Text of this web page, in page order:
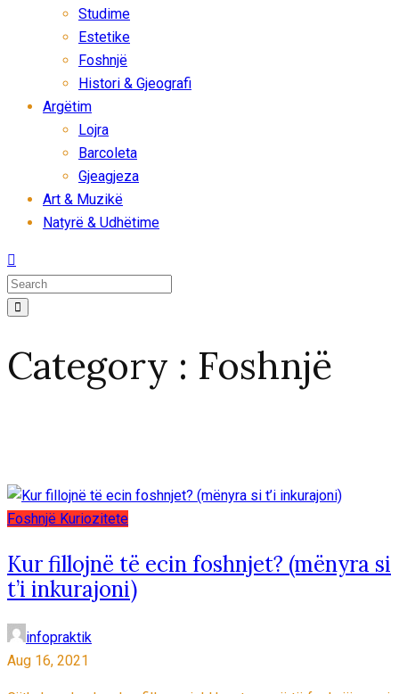
Studime
Estetike
Foshnjë
Histori & Gjeografi
Argëtim
Lojra
Barcoleta
Gjeagjeza
Art & Muzikë
Natyrë & Udhëtime
Category : Foshnjë
Foshnjë Kuriozitete
Kur fillojnë të ecin foshnjet? (mënyra si
t’i inkurajoni)
infopraktik
Aug 16, 2021